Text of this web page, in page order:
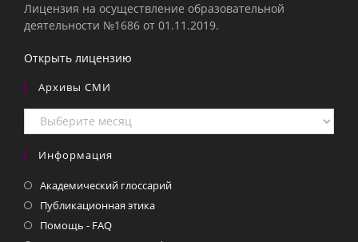
Лицензия на осуществление образовательной
деятельности №1686 от 01.11.2019.
Открыть лицензию
Архивы СМИ
Архивы
СМИ
Информация
Академический глоссарий
Публикационная этика
Помощь - FAQ